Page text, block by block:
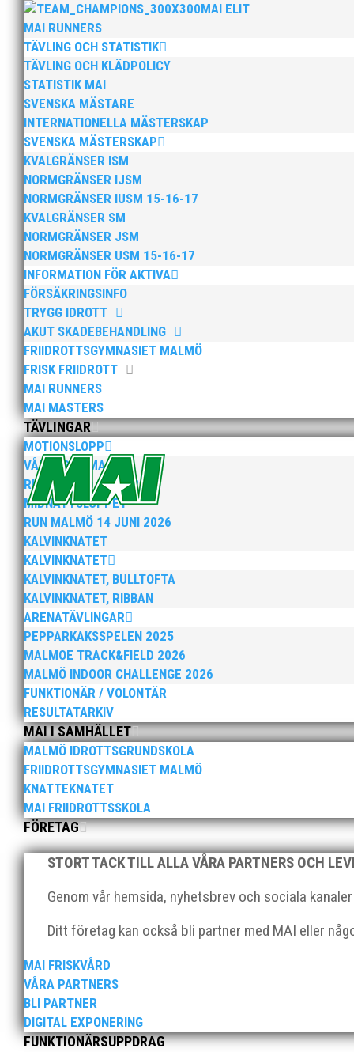
MAI ELIT
MAI RUNNERS
TÄVLING OCH STATISTIK
TÄVLING OCH KLÄDPOLICY
STATISTIK MAI
SVENSKA MÄSTARE
INTERNATIONELLA MÄSTERSKAP
SVENSKA MÄSTERSKAP
KVALGRÄNSER ISM
NORMGRÄNSER IJSM
NORMGRÄNSER IUSM 15-16-17
KVALGRÄNSER SM
NORMGRÄNSER JSM
NORMGRÄNSER USM 15-16-17
INFORMATION FÖR AKTIVA
FÖRSÄKRINGSINFO
TRYGG IDROTT
AKUT SKADEBEHANDLING
FRIIDROTTSGYMNASIET MALMÖ
FRISK FRIIDROTT
MAI RUNNERS
MAI MASTERS
TÄVLINGAR
MOTIONSLOPP
VÅRRUSET MALMÖ
RUN MALMÖ 10K & 21K
MIDNATTSLOPPET
RUN MALMÖ 14 JUNI 2026
KALVINKNATET
KALVINKNATET
KALVINKNATET, BULLTOFTA
KALVINKNATET, RIBBAN
ARENATÄVLINGAR
PEPPARKAKSSPELEN 2025
MALMOE TRACK&FIELD 2026
MALMÖ INDOOR CHALLENGE 2026
FUNKTIONÄR / VOLONTÄR
RESULTATARKIV
MAI I SAMHÄLLET
MALMÖ IDROTTSGRUNDSKOLA
FRIIDROTTSGYMNASIET MALMÖ
KNATTEKNATET
MAI FRIIDROTTSSKOLA
FÖRETAG
STORT TACK TILL ALLA VÅRA PARTNERS OCH
Genom vår hemsida, nyhetsbrev och sociala
Ditt företag kan också bli partner med MAI eller
MAI FRISKVÅRD
VÅRA PARTNERS
BLI PARTNER
DIGITAL EXPONERING
FUNKTIONÄRSUPPDRAG
som tränare inom hockeyn i Trelleborg
Efter att årsmötet avslutats följde en kväll
Bengt Bendéus som möjliggjorde och
2025 innebar något av ett internationellt
Som traditionen bjuder så var vi ett helt
Klubbchef – Malmö Allmänna
För mig har Lasse betytt oerhört mycket